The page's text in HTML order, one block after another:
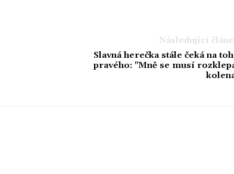
Následující
Slavná herečka stále čeká na
pravého: "Mně se musí